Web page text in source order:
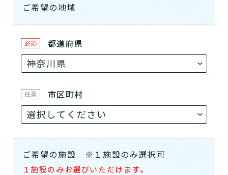
ご希望の地域
必須 都道府県
任意 市区町村
ご希望の施設 ※１施設のみ選択可
１施設のみお選びいただけます。